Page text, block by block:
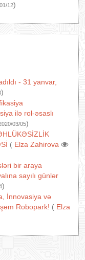
12)
- 31 yanvar,
)
ilə rol-əsaslı
03/05)
( Elza Zahirova
bir araya
sayılı günlər
)
İnnovasiya və
Robopark! ( Elza